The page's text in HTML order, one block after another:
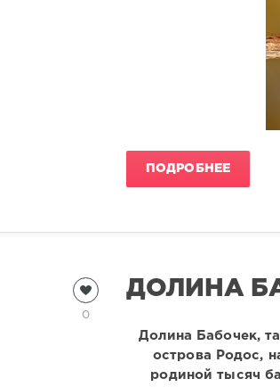
ПОДРОБНЕЕ
ДОЛИНА
0
Долина Бабочек,
острова Родос,
родиной тысяч